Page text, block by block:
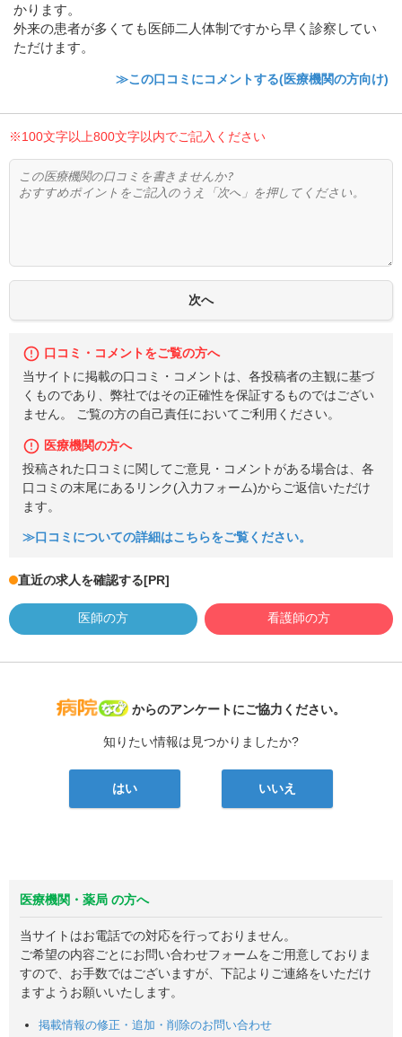
かります。
外来の患者が多くても医師二人体制ですから早く診察してい
ただけます。
≫この口コミにコメントする(医療機関の方向け)
※100文字以上800文字以内でご記入ください
口コミ・コメントをご覧の方へ
当サイトに掲載の口コミ・コメントは、各投稿者の主観に基づ
くものであり、弊社ではその正確性を保証するものではござい
ません。 ご覧の方の自己責任においてご利用ください。
医療機関の方へ
投稿された口コミに関してご意見・コメントがある場合は、各
口コミの末尾にあるリンク(入力フォーム)からご返信いただけ
ます。
≫口コミについての詳細はこちらをご覧ください。
直近の求人を確認する[PR]
医師の方 看護師の方
病院なび
からのアンケートにご協力ください。
知りたい情報は見つかりましたか?
はい いいえ
医療機関・薬局 の方へ
当サイトはお電話での対応を行っておりません。
ご希望の内容ごとにお問い合わせフォームをご用意しておりま
すので、お手数ではございますが、下記よりご連絡をいただけ
ますようお願いいたします。
掲載情報の修正・追加・削除のお問い合わせ